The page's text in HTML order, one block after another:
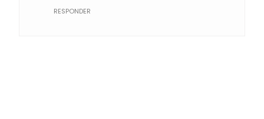
RESPONDER